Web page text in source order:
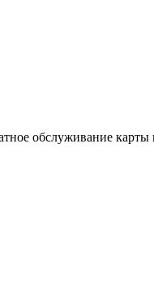
обслуживание